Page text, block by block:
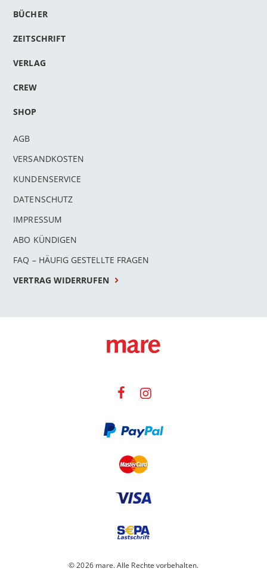
BÜCHER
ZEITSCHRIFT
VERLAG
CREW
SHOP
AGB
VERSANDKOSTEN
KUNDENSERVICE
DATENSCHUTZ
IMPRESSUM
ABO KÜNDIGEN
FAQ – HÄUFIG GESTELLTE FRAGEN
VERTRAG WIDERRUFEN
© 2026 mare. Alle Rechte vorbehalten.